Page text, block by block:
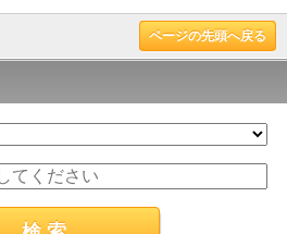
ページの先頭へ戻る